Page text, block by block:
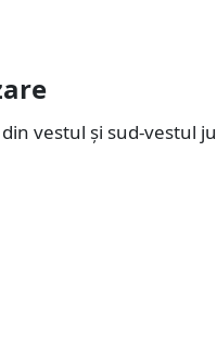
vestul și sud-vestul